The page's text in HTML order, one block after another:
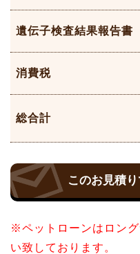
遺伝子検査結果報告書
消費税
総合計
このお見積
※ペットローンはロン
い致しております。